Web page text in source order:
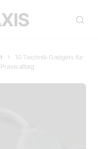
10 Technik-Gadgets für